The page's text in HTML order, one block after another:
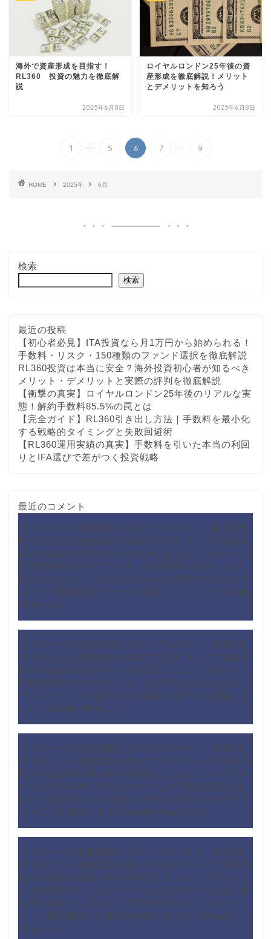
海外で資産形成を目指す！
RL360 投資の魅力を徹底解
説
2025年6月8日
ロイヤルロンドン25年後の資
産形成を徹底解説！メリット
とデメリットを知ろう
2025年6月8日
1 ... 5 6 7 ... 9
HOME 2025年 6月
検索
検索
最近の投稿
【初心者必見】ITA投資なら月1万円から始められる！
手数料・リスク・150種類のファンド選択を徹底解説
RL360投資は本当に安全？海外投資初心者が知るべき
メリット・デメリットと実際の評判を徹底解説
【衝撃の真実】ロイヤルロンドン25年後のリアルな実
態！解約手数料85.5%の罠とは
【完全ガイド】RL360引き出し方法｜手数料を最小化
する戦略的タイミングと失敗回避術
【RL360運用実績の真実】手数料を引いた本当の利回
りとIFA選びで差がつく投資戦略
最近のコメント
【グローバル資産運用ならマイプロパティ 毎月5万
円で安心した老後資金を積み立てるオフショア保険の
個人年金保険の取り扱いを開始しました に マレーシ
ア教育移住のマイプロパティが2024年11月からお子
様のインターナショナルスクールに入学するためのマ
レーシア教育移住サポートを開始しました。 | Shoply
News より
【グローバル資産運用ならマイプロパティ 毎月5万
円で安心した老後資金を積み立てるオフショア保険の
個人年金保険の取り扱いを開始しました に マレーシ
ア教育移住のマイプロパティが2024年11月からマレ
ーシアでメイドを雇うための相談サポートを開始しま
した | Shoply News より
【グローバル資産運用ならマイプロパティ 毎月5万
円で安心した老後資金を積み立てるオフショア保険の
個人年金保険の取り扱いを開始しました に マイプロ
パティが2024年12月からマレーシア不動産投資の購
入から鍵引渡しまでの流れを全てに対応するサポート
サービスを開始します | Shoply News より
【グローバル資産運用ならマイプロパティ 毎月5万
円で安心した老後資金を積み立てるオフショア保険の
個人年金保険の取り扱いを開始しました に
【マレー
シア教育移住】インターナショナルスクールを選ぶ時
の思わぬ落とし穴について2024年11月にマイプロパ
ティが徹底解説した資料を作成しました | Shoply
News より